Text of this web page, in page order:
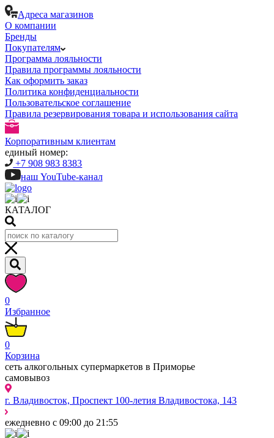
Адреса магазинов
О компании
Бренды
Покупателям
Программа лояльности
Правила программы лояльности
Как оформить заказ
Политика конфиденциальности
Пользовательское соглашение
Правила резервирования товара и использования сайта
Корпоративным клиентам
единый номер:
+7 908 983 8383
наш YouTube-канал
КАТАЛОГ
0
Избранное
0
Корзина
сеть алкогольных супермаркетов в Приморье
самовывоз
г. Владивосток, Проспект 100-летия Владивостока, 143
ежедневно с 09:00 до 21:55